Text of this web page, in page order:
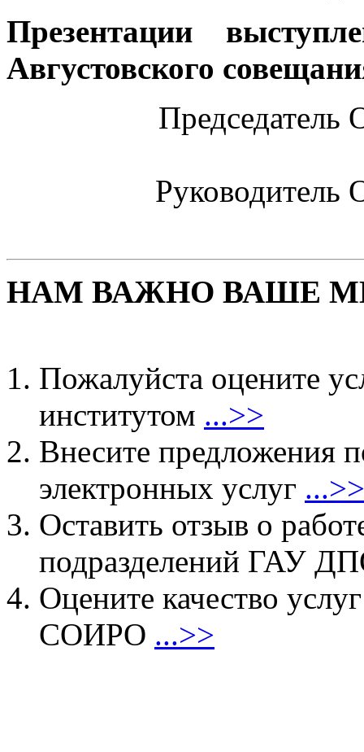
Презентации
Августовского
Председатель
Руководитель
НАМ ВАЖНО ВАШЕ
Пожалуйста оцените
институтом ...>>
Внесите предложения
электронных услуг ...>>
Оставить отзыв о
подразделений ГАУ
Оцените качество
СОИРО ...>>